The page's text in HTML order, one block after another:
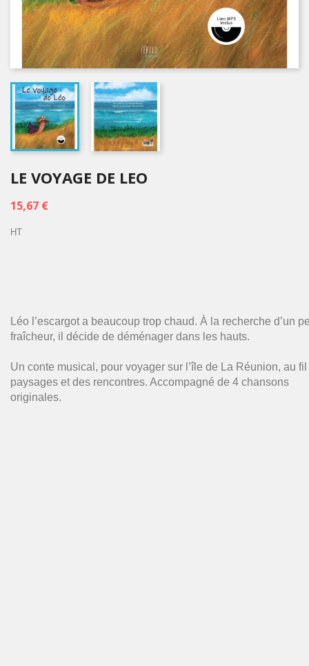
LE VOYAGE DE LEO
15,67 €
HT
Léo l’escargot a beaucoup trop chaud. À la recherche d’un
fraîcheur, il décide de déménager dans les hauts.
Un conte musical, pour voyager sur l’île de La Réunion, au
paysages et des rencontres. Accompagné de 4 chansons
originales.